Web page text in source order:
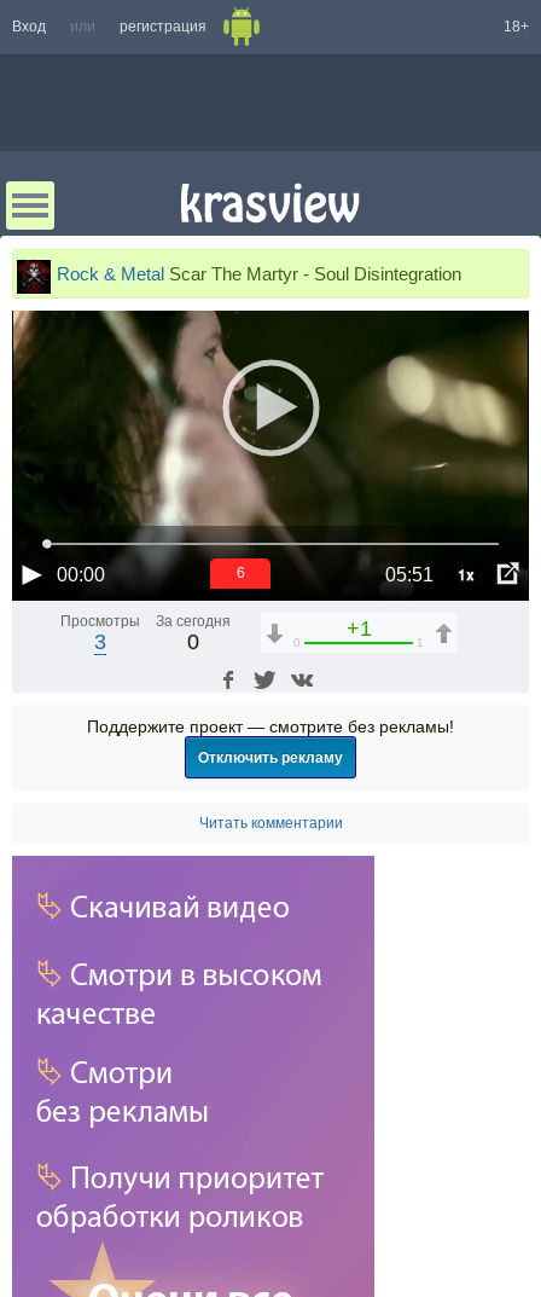
Вход или регистрация 18+
Rock & Metal Scar The Martyr - Soul Disintegration
00:00 05:51 1x
6
Просмотры
3
За сегодня
0
+1
0 1
Поддержите проект — смотрите без рекламы!
Отключить рекламу
Читать комментарии